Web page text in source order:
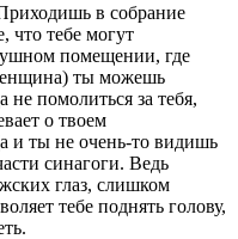
в собрание
что тебе могут
помещении, где
ты можешь
помолиться за тебя,
о твоем
и ты не очень-то видишь
синагоги. Ведь
глаз, слишком
тебе поднять голову,